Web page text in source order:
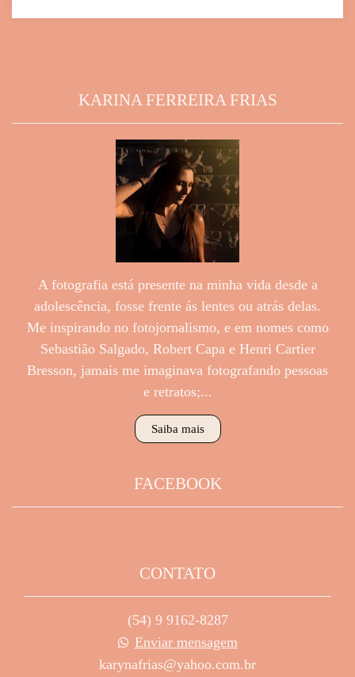
KARINA FERREIRA FRIAS
A fotografia está presente na minha vida desde a
adolescência, fosse frente ás lentes ou atrás delas.
Me inspirando no fotojornalismo, e em nomes como
Sebastião Salgado, Robert Capa e Henri Cartier
Bresson, jamais me imaginava fotografando pessoas
e retratos;...
Saiba mais
FACEBOOK
CONTATO
(54) 9 9162-8287
Enviar mensagem
karynafrias@yahoo.com.br